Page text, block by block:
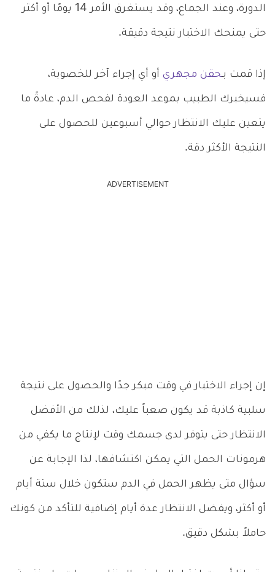
الدورة، وعند الجماع، وقد يستغرق الأمر 14 يومًا أو أكثر
حتى يمنحك الاختبار نتيجة دقيقة.
إذا قمت بـحقن مجهري أو أي إجراء آخر للخصوبة،
فسيخبرك الطبيب بموعد العودة لفحص الدم، عادةً ما
يتعين عليك الانتظار حوالي أسبوعين للحصول على
النتيجة الأكثر دقة.
ADVERTISEMENT
إن إجراء الاختبار في وقت مبكر جدًا والحصول على نتيجة
سلبية كاذبة قد يكون صعباً عليك، لذلك من الأفضل
الانتظار حتى يتوفر لدى جسمك وقت لإنتاج ما يكفي من
هرمونات الحمل التي يمكن اكتشافها، لذا الإجابة عن
سؤال متى يظهر الحمل في الدم ستكون خلال ستة أيام
أو أكثر، ويفضل الانتظار عدة أيام إضافية للتأكد من كونك
حاملاً بشكل دقيق.